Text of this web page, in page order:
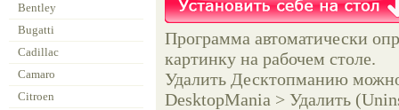
Bentley
Bugatti
Cadillac
Camaro
Citroen
Программа автоматически
картинку на рабочем столе.
Удалить Десктопманию
DesktopMania > Удалить